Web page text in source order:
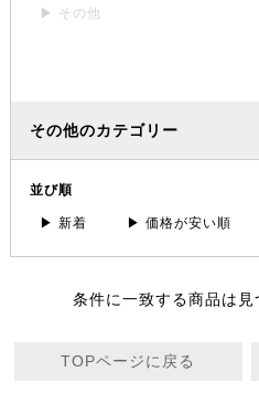
▶ その他
その他のカテゴリー
並び順
▶ 新着 ▶ 価格が安い順
条件に一致する商品は見
TOPページに戻る